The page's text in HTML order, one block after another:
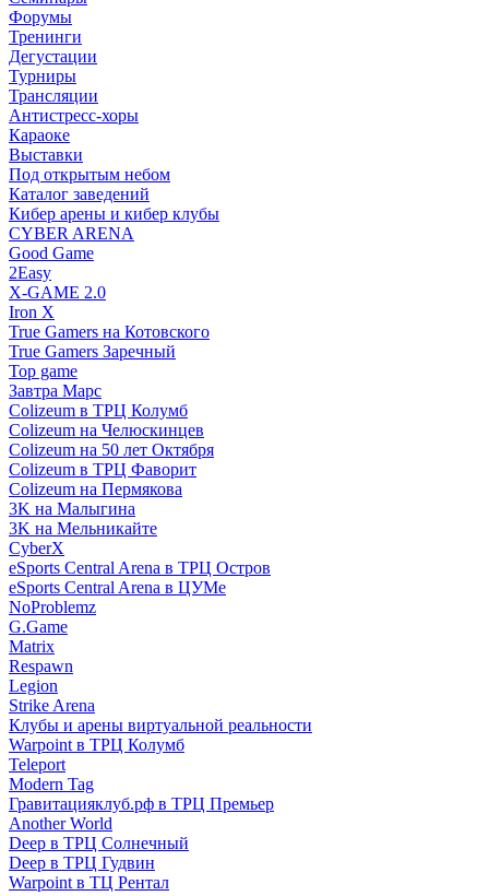
Форумы
Тренинги
Дегустации
Турниры
Трансляции
Антистресс-хоры
Караоке
Выставки
Под открытым небом
Каталог заведений
Кибер арены и кибер клубы
CYBER ARENA
Good Game
2Easy
X-GAME 2.0
Iron X
True Gamers на Котовского
True Gamers Заречный
Top game
Завтра Марс
Colizeum в ТРЦ Колумб
Colizeum на Челюскинцев
Colizeum на 50 лет Октября
Colizeum в ТРЦ Фаворит
Colizeum на Пермякова
3K на Малыгина
3K на Мельникайте
CyberX
eSports Central Arena в ТРЦ Остров
eSports Central Arena в ЦУМе
NoProblemz
G.Game
Matrix
Respawn
Legion
Strike Arena
Клубы и арены виртуальной реальности
Warpoint в ТРЦ Колумб
Teleport
Modern Tag
Гравитацияклуб.рф в ТРЦ Премьер
Another World
Deep в ТРЦ Солнечный
Deep в ТРЦ Гудвин
Warpoint в ТЦ Рентал